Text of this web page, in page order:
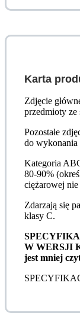
Karta
Zdjęcie
przedmioty ze
Pozostałe
do wykonania
Kategoria
80-90%
ciężarowej
Zdarzają się
klasy C.
W WERSJI
jest mniej